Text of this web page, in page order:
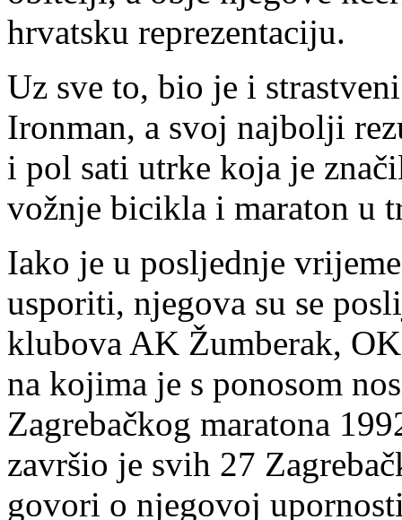
hrvatsku reprezentaciju.
Uz sve to, bio je i
Ironman, a svoj najbolji
i pol sati utrke koja je
vožnje bicikla i maraton u
Iako je u posljednje
usporiti, njegova su se
klubova AK Žumberak,
na kojima je s ponosom
Zagrebačkog maratona
završio je svih 27
govori o njegovoj